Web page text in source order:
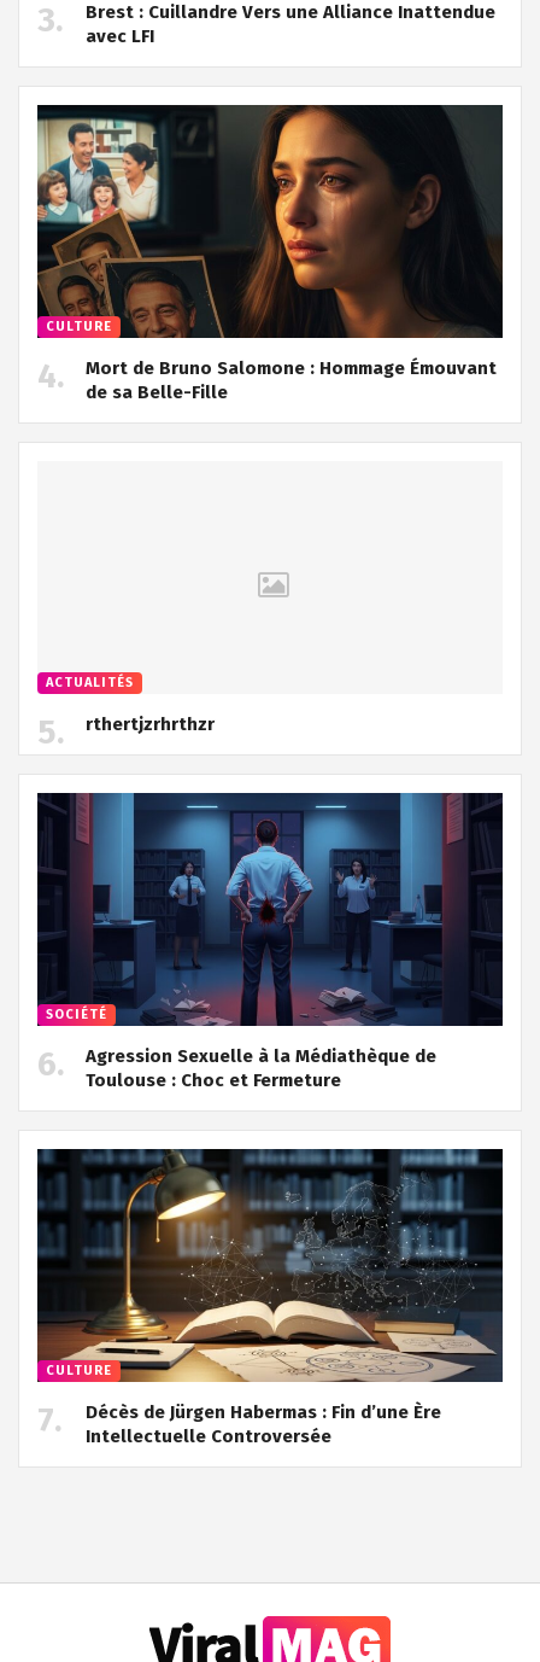
Brest : Cuillandre Vers une Alliance Inattendue
avec LFI
CULTURE
Mort de Bruno Salomone : Hommage Émouvant
de sa Belle-Fille
ACTUALITÉS
rthertjzrhrthzr
SOCIÉTÉ
Agression Sexuelle à la Médiathèque de
Toulouse : Choc et Fermeture
CULTURE
Décès de Jürgen Habermas : Fin d’une Ère
Intellectuelle Controversée